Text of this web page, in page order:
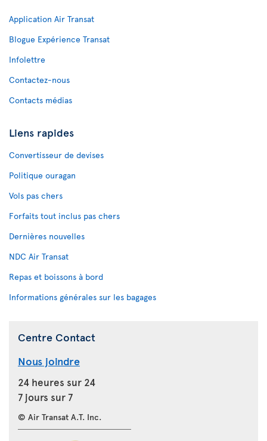
Application Air Transat
Blogue Expérience Transat
Infolettre
Contactez-nous
Contacts médias
Liens rapides
Convertisseur de devises
Politique ouragan
Vols pas chers
Forfaits tout inclus pas chers
Dernières nouvelles
NDC Air Transat
Repas et boissons à bord
Informations générales sur les bagages
Centre Contact
Nous joindre
24 heures sur 24
7 jours sur 7
© Air Transat A.T. Inc.